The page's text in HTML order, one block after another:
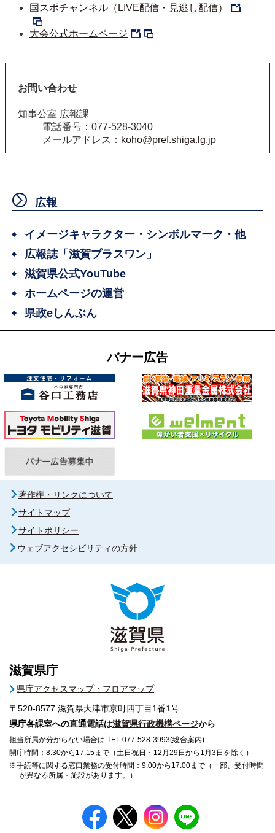
国スポチャンネル（LIVE配信・見逃し配信）
大会公式ホームページ
お問い合わせ
知事公室 広報課
電話番号：077-528-3040
メールアドレス： koho@pref.shiga.lg.jp
広報
イメージキャラクター・シンボルマーク・他
広報誌「滋賀プラスワン」
滋賀県公式YouTube
ホームページの運営
県政eしんぶん
バナー広告
著作権・リンクについて
サイトマップ
サイトポリシー
ウェブアクセシビリティの方針
滋賀県庁
県庁アクセスマップ・フロアマップ
〒520-8577 滋賀県大津市京町四丁目1番1号
県庁各課室への直通電話は滋賀県行政機構ページから
担当所属が分からない場合は TEL 077-528-3993(総合案内)
開庁時間：8:30から17:15まで（土日祝日・12月29日から1月3日を除く）
※手続等に関する窓口業務の受付時間：9:00から17:00まで（一部、受付時間
が異なる所属・施設があります。）